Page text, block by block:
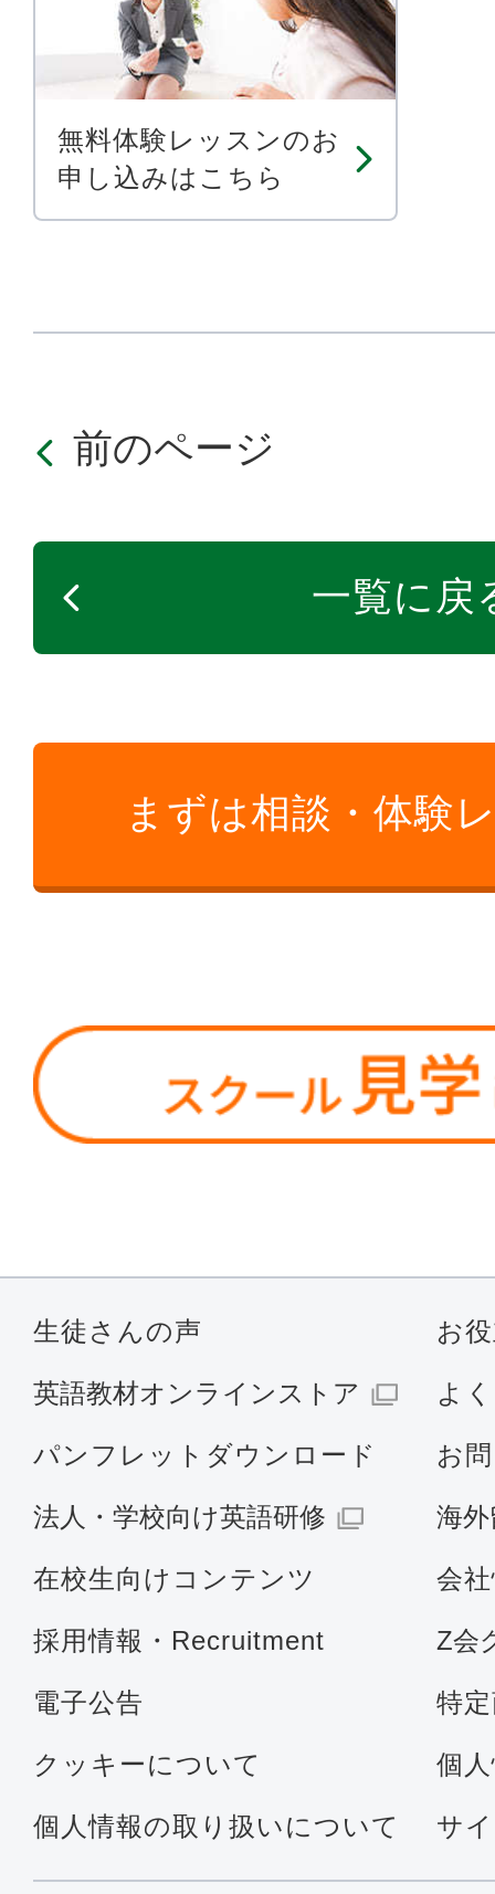
無料体験レッスンのお
申し込みはこちら
前のページ
一覧に戻
まずは相談・体験
生徒さんの声 お
英語教材オンラインストア よ
パンフレットダウンロード お
法人・学校向け英語研修 海
在校生向けコンテンツ 会
採用情報・Recruitment Z会
電子公告 特
クッキーについて 個
個人情報の取り扱いについて サ